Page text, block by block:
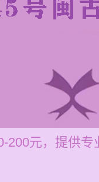
元，提供专